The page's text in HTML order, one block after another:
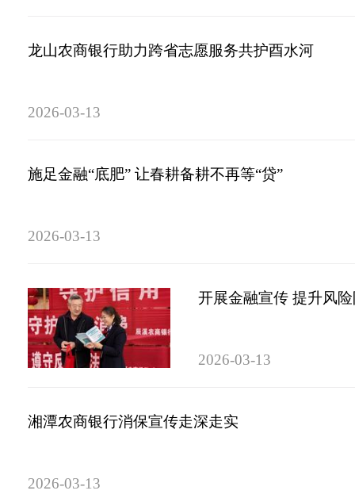
龙山农商银行助力跨省志愿服务共护酉水河
2026-03-13
施足金融“底肥” 让春耕备耕不再等“贷”
2026-03-13
开展金融宣传 提升风
2026-03-13
湘潭农商银行消保宣传走深走实
2026-03-13